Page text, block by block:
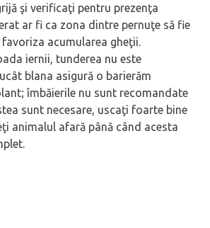
şi verificaţi pentru prezenţa
ar fi ca zona dintre pernuţe să fie
acumularea gheţii.
iernii, tunderea nu este
blana asigură o barierăm
îmbăierile nu sunt recomandate
sunt necesare, uscaţi foarte bine
animalul afară până când acesta